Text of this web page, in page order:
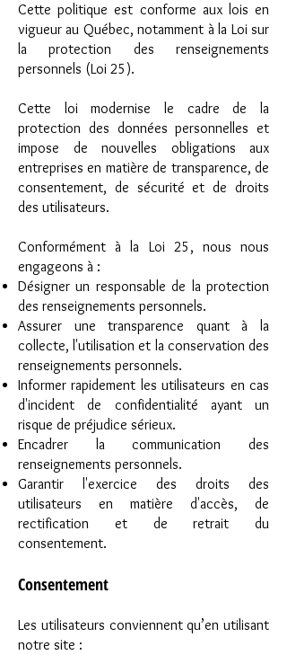
Cette politique est conforme aux lois en
vigueur au Québec, notamment à la Loi sur
la protection des renseignements
personnels (Loi 25).
Cette loi modernise le cadre de la
protection des données personnelles et
impose de nouvelles obligations aux
entreprises en matière de transparence, de
consentement, de sécurité et de droits
des utilisateurs.
Conformément à la Loi 25, nous nous
engageons à :
Désigner un responsable de la protection
des renseignements personnels.
Assurer une transparence quant à la
collecte, l'utilisation et la conservation des
renseignements personnels.
Informer rapidement les utilisateurs en cas
d'incident de confidentialité ayant un
risque de préjudice sérieux.
Encadrer la communication des
renseignements personnels.
Garantir l'exercice des droits des
utilisateurs en matière d'accès, de
rectification et de retrait du
consentement.
Consentement
Les utilisateurs conviennent qu’en utilisant
notre site :